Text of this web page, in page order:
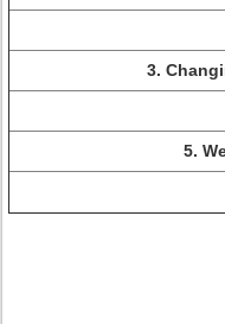
3.
5.